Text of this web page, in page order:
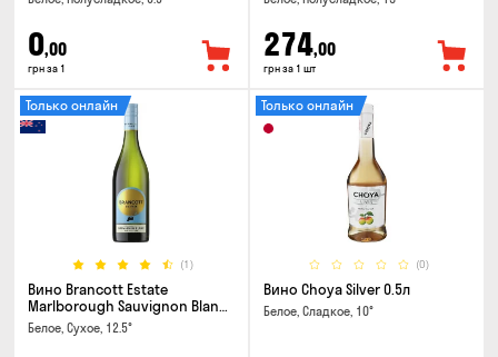
0,00
грн за 1
274,00
грн за 1 шт
(1)
Только онлайн
Вино Brancott Estate
Marlborough Sauvignon Blanc
0.75л
Белое, Сухое, 12.5°
(0)
Только онлайн
Вино Choya Silver 0.5л
Белое, Сладкое, 10°